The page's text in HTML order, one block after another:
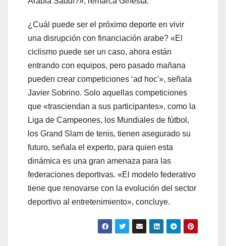
¿Cuál puede ser el próximo deporte en vivir
una disrupción con financiación arabe? «El
ciclismo puede ser un caso, ahora están
entrando con equipos, pero pasado mañana
pueden crear competiciones ‘ad hoc'», señala
Javier Sobrino. Solo aquellas competiciones
que «trasciendan a sus participantes», como la
Liga de Campeones, los Mundiales de fútbol,
los Grand Slam de tenis, tienen asegurado su
futuro, señala el experto, para quien esta
dinámica es una gran amenaza para las
federaciones deportivas. «El modelo federativo
tiene que renovarse con la evolución del sector
deportivo al entretenimiento», concluye.